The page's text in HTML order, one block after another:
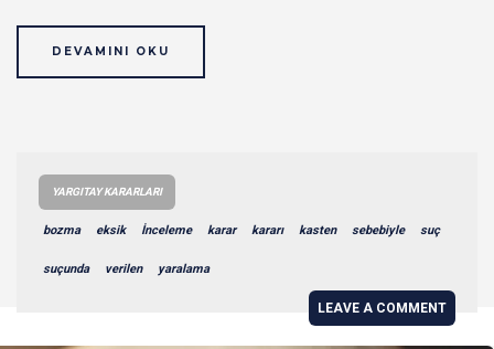
DEVAMINI OKU
YARGITAY KARARLARI
bozma eksik İnceleme karar kararı kasten sebebiyle suç
suçunda verilen yaralama
LEAVE A COMMENT